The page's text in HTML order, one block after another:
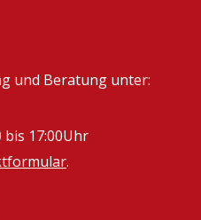
und Beratung unter:
bis 17:00Uhr
.